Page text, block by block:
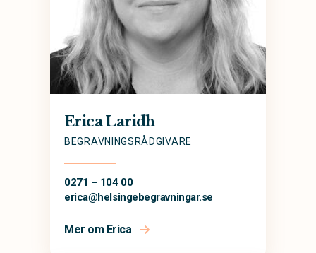
Erica Laridh
BEGRAVNINGSRÅDGIVARE
0271 – 104 00
erica@helsingebegravningar.se
Mer om Erica